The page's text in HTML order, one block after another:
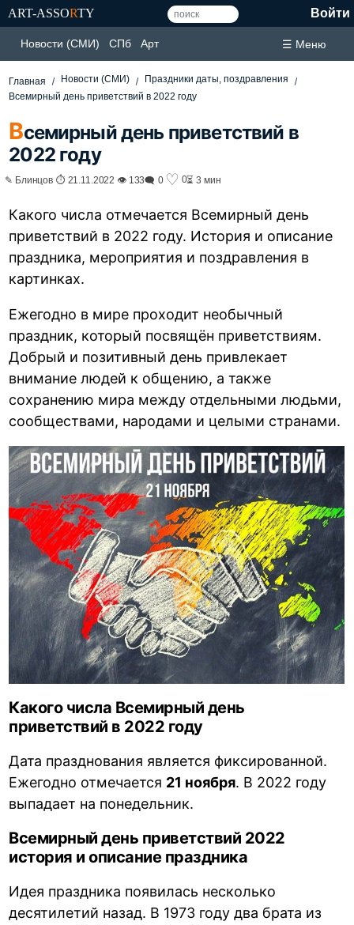
ART-ASSORTY Войти
Новости (СМИ) СПб Арт ☰ Меню
Главная Новости (СМИ)
Праздники даты, поздравления
Всемирный день приветствий в 2022 году
Всемирный день приветствий в
2022 году
✎ Блинцов ⏱ 21.11.2022 👁 133🗨 0 ♡ 0⏳ 3 мин
Какого числа отмечается Всемирный день
приветствий в 2022 году. История и описание
праздника, мероприятия и поздравления в
картинках.
Ежегодно в мире проходит необычный
праздник, который посвящён приветствиям.
Добрый и позитивный день привлекает
внимание людей к общению, а также
сохранению мира между отдельными людьми,
сообществами, народами и целыми странами.
Какого числа Всемирный день
приветствий в 2022 году
Дата празднования является фиксированной.
Ежегодно отмечается 21 ноября. В 2022 году
выпадает на понедельник.
Всемирный день приветствий 2022
история и описание праздника
Идея праздника появилась несколько
десятилетий назад. В 1973 году два брата из